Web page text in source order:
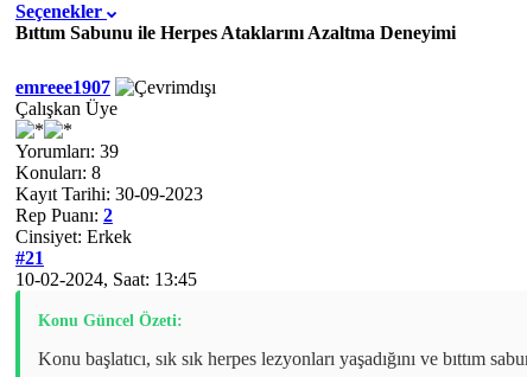
Seçenekler
Bıttım Sabunu ile Herpes Ataklarını Azaltma Deneyimi
emreee1907
Çalışkan Üye
Yorumları: 39
Konuları: 8
Kayıt Tarihi: 30-09-2023
Rep Puanı: 2
Cinsiyet: Erkek
#21
10-02-2024, Saat: 13:45
Konu Güncel Özeti:
Konu başlatıcı, sık sık herpes lezyonları yaşadığını ve bıttım